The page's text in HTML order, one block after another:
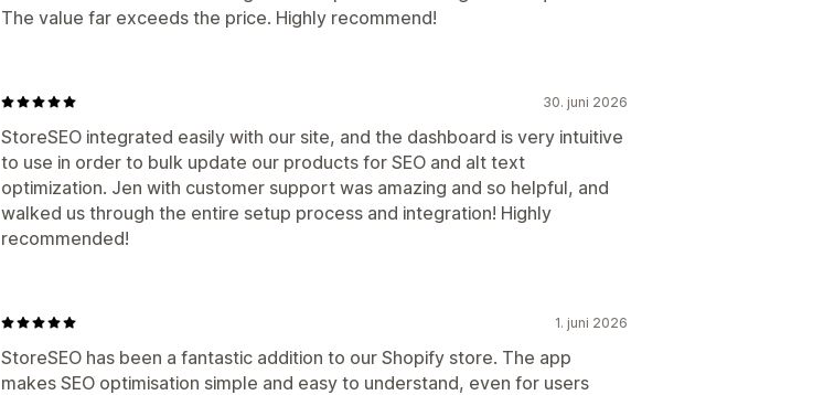
The value far exceeds the price. Highly recommend!
30. juni 2026
StoreSEO integrated easily with our site, and the dashboard is very intuitive
to use in order to bulk update our products for SEO and alt text
optimization. Jen with customer support was amazing and so helpful, and
walked us through the entire setup process and integration! Highly
recommended!
1. juni 2026
StoreSEO has been a fantastic addition to our Shopify store. The app
makes SEO optimisation simple and easy to understand, even for users